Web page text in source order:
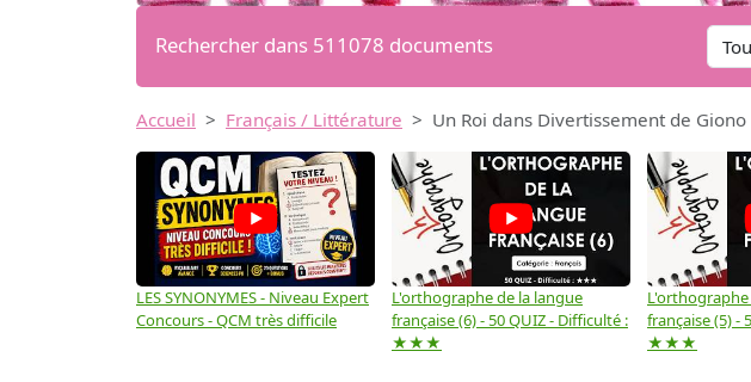
Rechercher dans 511078 documents
Accueil Français / Littérature Un Roi dans Divertissement de
LES SYNONYMES - Niveau Expert
Concours - QCM très difficile
L'orthographe de la langue
française (6) - 50 QUIZ - Difficulté :
★★★
française (5) -
★★★